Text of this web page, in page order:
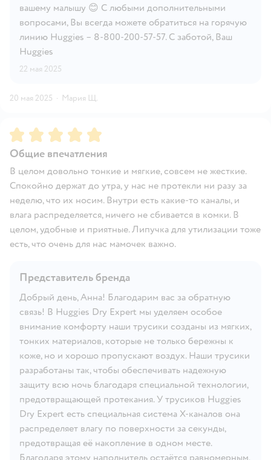
вашему малышу 😊 С любыми дополнительными
вопросами, Вы всегда можете обратиться на горячую
линию Huggies – 8-800-200-57-57. С заботой, Ваш
Huggies
22 мая 2025
20 мая 2025 · Мария Щ.
Рейтинг:5
Общие впечатления
В целом довольно тонкие и мягкие, совсем не жесткие.
Спокойно держат до утра, у нас не протекли ни разу за
неделю, что их носим. Внутри есть какие-то каналы, и
влага распределяется, ничего не сбивается в комки. В
целом, удобные и приятные. Липучка для утилизации тоже
есть, что очень для нас мамочек важно.
Представитель бренда
Добрый день, Анна! Благодарим вас за обратную
связь! В Huggies Dry Expert мы уделяем особое
внимание комфорту наши трусики созданы из мягких,
тонких материалов, которые не только бережны к
коже, но и хорошо пропускают воздух. Наши трусики
разработаны так, чтобы обеспечивать надежную
защиту всю ночь благодаря специальной технологии,
предотвращающей протекания. У трусиков Huggies
Dry Expert есть специальная система Х-каналов она
распределяет влагу по поверхности за секунды,
предотвращая её накопление в одном месте.
Благодаря этому наполнитель остаётся равномерным,